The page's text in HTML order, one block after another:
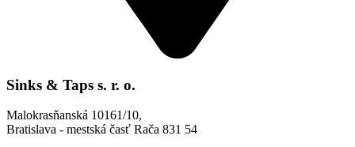
Sinks & Taps s. r. o.
Malokrasňanská 10161/10,
Bratislava - mestská časť Rača 831 54